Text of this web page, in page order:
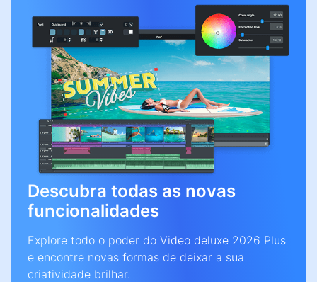
Descubra todas as novas
funcionalidades
Explore todo o poder do Video deluxe 2026 Plus
e encontre novas formas de deixar a sua
criatividade brilhar.